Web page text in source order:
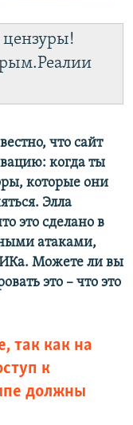
цензуры!
что сайт
когда ты
которые они
Элла
это сделано в
атаками,
Можете ли вы
это – что это
так как на
к
должны